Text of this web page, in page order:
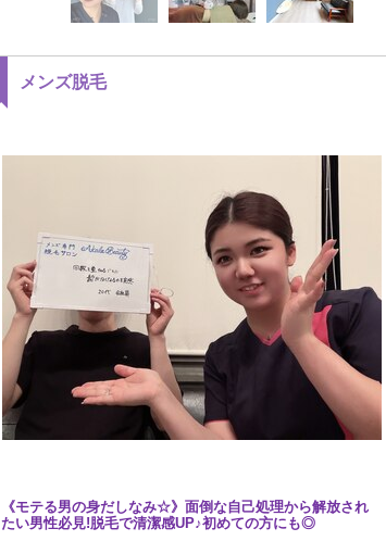
メンズ脱毛
《モテる男の身だしなみ☆》面倒な自己処理から解放され
たい男性必見!脱毛で清潔感UP♪初めての方にも◎